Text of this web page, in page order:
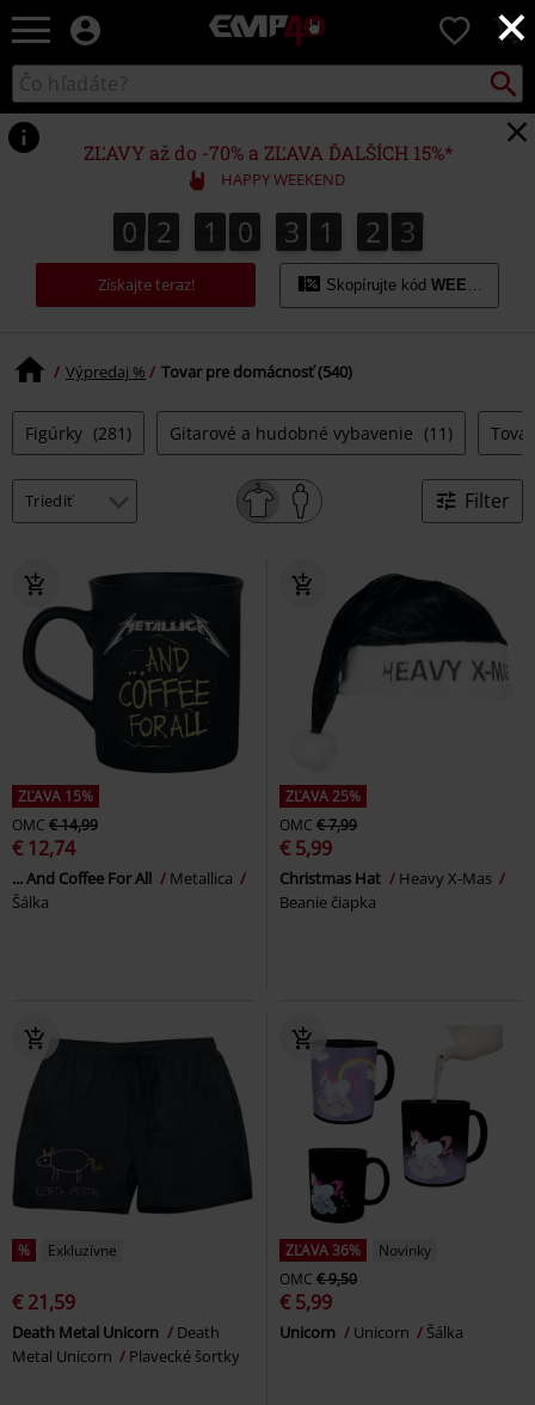
×
EMP
Hudba,
filmy
&
seriály,
Merch
pre
hráčov,
Alternatívna
móda
0
Katalóg
vyhľadávania
ZĽAVY až do -70% a ZĽAVA ĎALŠÍCH 15%*
HAPPY WEEKEND
0
0 2
2 1
1 0
0 3
3 1
1 2
2 1
2
1
3
2
Získajte teraz! Skopírujte kód WEEKEND
Výpredaj % Tovar pre domácnosť (540)
Figúrky (281) Gitarové a hudobné vybavenie (11)
Filter
ZĽAVA 15%
OMC € 14,99
€ 12,74
... And Coffee For All
Metallica
Šálka
ZĽAVA 25%
OMC € 7,99
€ 5,99
Christmas Hat
Heavy X-Mas
Beanie čiapka
% Exkluzívne
€ 21,59
Death Metal Unicorn
Death
Metal Unicorn
Plavecké šortky
ZĽAVA 36%
Novinky
OMC € 9,50
€ 5,99
Unicorn Unicorn Šálka